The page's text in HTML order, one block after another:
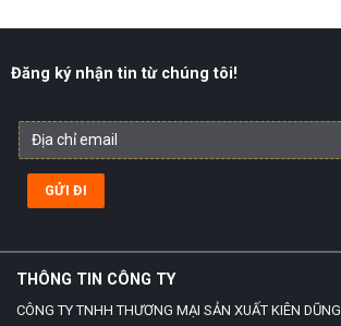
Đăng ký nhận tin từ chúng tôi!
THÔNG TIN CÔNG TY
CÔNG TY TNHH THƯƠNG MẠI SẢN XUẤT KIÊN DŨNG